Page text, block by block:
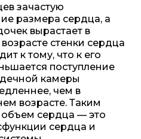
зачастую
размера сердца, а
вырастает в
стенки сердца
к тому, что к его
поступление
камеры
чем в
возрасте. Таким
сердца — это
сердца и